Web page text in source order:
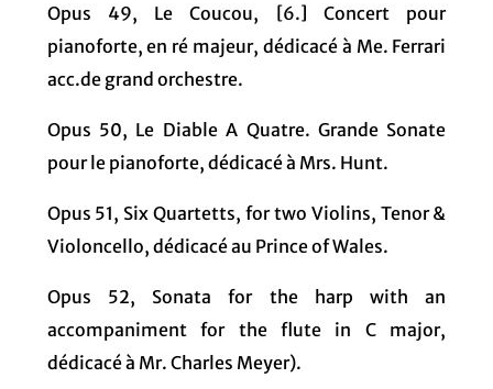
Opus 49, Le Coucou, [6.] Concert pour
pianoforte, en ré majeur, dédicacé à Me. Ferrari
acc.de grand orchestre.
Opus 50, Le Diable A Quatre. Grande Sonate
pour le pianoforte, dédicacé à Mrs. Hunt.
Opus 51, Six Quartetts, for two Violins, Tenor &
Violoncello, dédicacé au Prince of Wales.
Opus 52, Sonata for the harp with an
accompaniment for the flute in C major,
dédicacé à Mr. Charles Meyer).